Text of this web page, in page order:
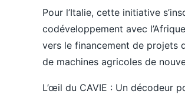
Pour l’Italie, cette initiative
codéveloppement avec
vers le financement de projets
de machines agricoles de
L’œil du CAVIE : Un décodeur